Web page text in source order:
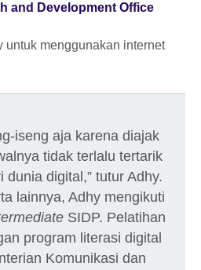
and Development Office
untuk menggunakan internet
iseng aja karena diajak
tidak terlalu tertarik
dunia digital,” tutur Adhy.
lainnya, Adhy mengikuti
SIDP. Pelatihan
program literasi digital
Komunikasi dan